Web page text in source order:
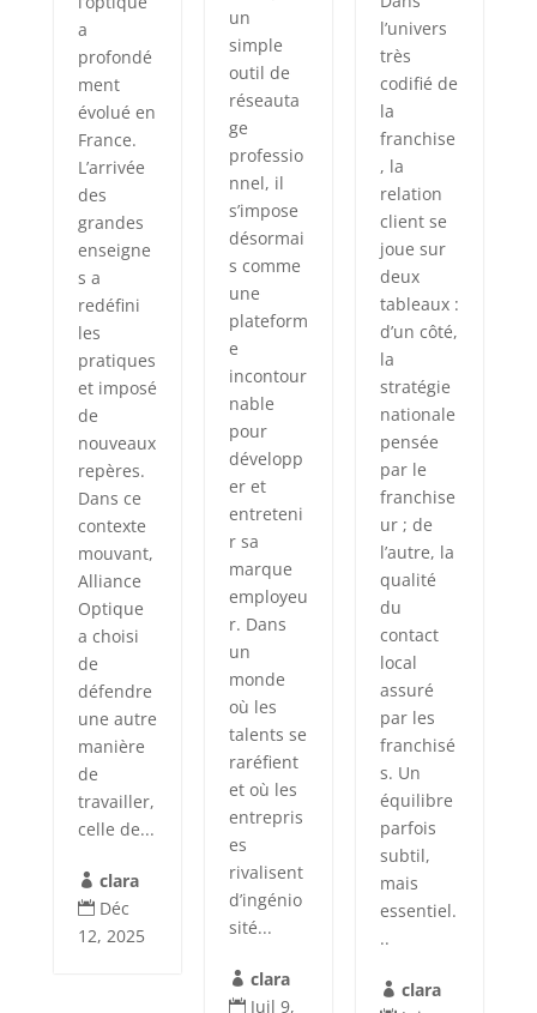
a
profondé
ment
évolué en
France.
L’arrivée
des
grandes
enseigne
s a
redéfini
les
pratiques
et imposé
de
nouveaux
repères.
Dans ce
contexte
mouvant,
Alliance
Optique
a choisi
de
défendre
une autre
manière
de
travailler,
celle de...
 clara
 Déc
12, 2025
un
simple
outil de
réseauta
ge
professio
nnel, il
s’impose
désormai
s comme
une
plateform
e
incontour
nable
pour
développ
er et
entreteni
r sa
marque
employeu
r. Dans
un
monde
où les
talents se
raréfient
et où les
entrepris
es
rivalisent
d’ingénio
sité...
 clara
 Juil 9,
l’univers
très
codifié de
la
franchise
, la
relation
client se
joue sur
deux
tableaux :
d’un côté,
la
stratégie
nationale
pensée
par le
franchise
ur ; de
l’autre, la
qualité
du
contact
local
assuré
par les
franchisé
s. Un
équilibre
parfois
subtil,
mais
essentiel.
..
 clara